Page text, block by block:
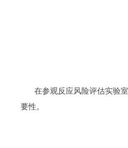
在参观反应风险评估实验
要性。